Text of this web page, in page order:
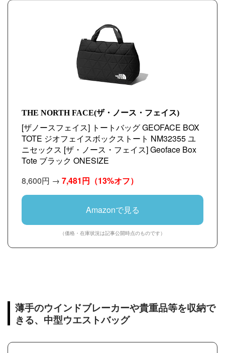
THE NORTH FACE(ザ・ノース・フェイス)
[ザノースフェイス] トートバッグ GEOFACE BOX
TOTE ジオフェイスボックストート NM32355 ユ
ニセックス [ザ・ノース・フェイス] Geoface Box
Tote ブラック ONESIZE
8,600円 → 7,481円 （13%オフ）
Amazonで見る
（価格・在庫状況は記事公開時点のものです）
薄手のウインドブレーカーや貴重品等を収納で
きる、中型ウエストバッグ